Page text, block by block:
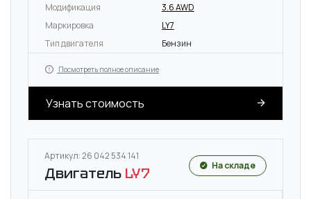
Модификация
3.6 AWD
Маркировка
LY7
Тип двигателя
Бензин
Посмотреть полное описание
Узнать стоимость
Артикул: 26 042 534 141
Двигатель LY7 На складе